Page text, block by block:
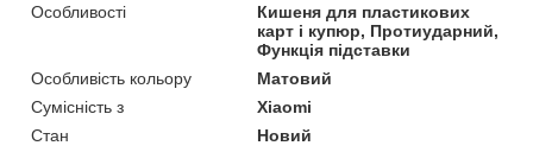
Особливості
Кишеня для пластикових
карт і купюр, Протиударний,
Функція підставки
Особливість кольору
Матовий
Сумісність з
Xiaomi
Стан
Новий